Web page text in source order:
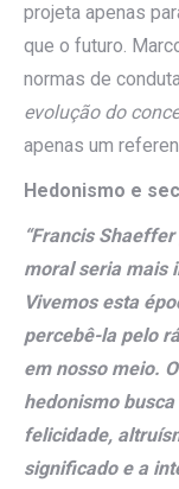
projeta apenas
que o futuro.
normas de
evolução do
apenas um
Hedonismo e
“Francis
moral seria mais
Vivemos esta
percebê-la pelo
em nosso meio.
hedonismo
felicidade,
significado e a